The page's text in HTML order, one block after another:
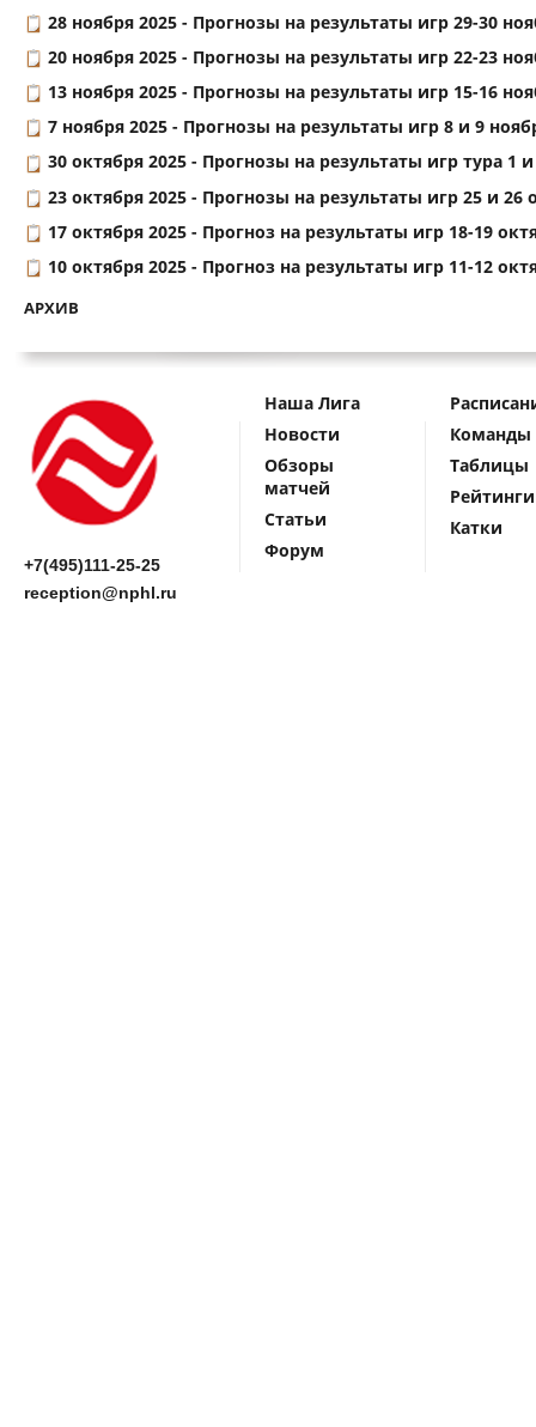
28 ноября 2025 - Прогнозы на результаты игр 29-30
20 ноября 2025 - Прогнозы на результаты игр 22-23
13 ноября 2025 - Прогнозы на результаты игр 15-16
7 ноября 2025 - Прогнозы на результаты игр 8 и 9
30 октября 2025 - Прогнозы на результаты игр тура 1
23 октября 2025 - Прогнозы на результаты игр 25 и 26
17 октября 2025 - Прогноз на результаты игр 18-19
10 октября 2025 - Прогноз на результаты игр 11-12
АРХИВ
+7(495)111-25-25
reception@nphl.ru
Наша Лига
Новости
Обзоры
матчей
Статьи
Форум
Команды
Таблицы
Рейтинги
Катки